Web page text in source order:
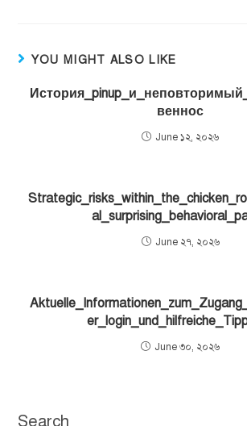
YOU MIGHT ALSO LIKE
веннос
June ১২, ২০২৬
June ২৭, ২০২৬
June ৩০, ২০২৬
Search